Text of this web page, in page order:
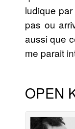
ludique
pas ou
aussi que
me parait
OPEN